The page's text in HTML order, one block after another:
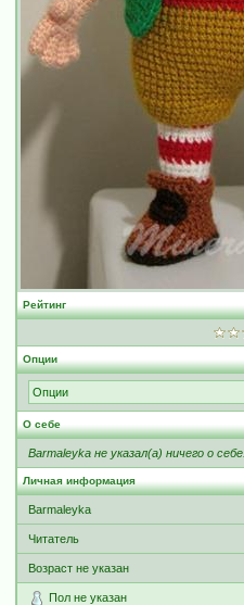
Рейтинг
Опции
Опции
О себе
Barmaleyka не указал(а) ничего о себе.
Личная информация
Barmaleyka
Читатель
Возраст не указан
Пол не указан